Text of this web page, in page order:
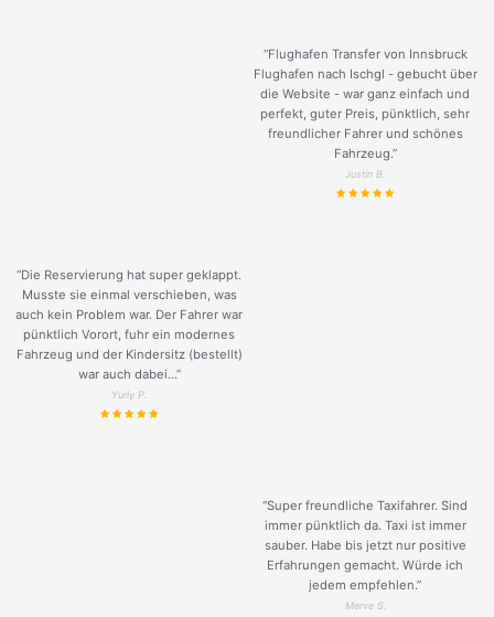
“Flughafen Transfer von Innsbruck
Flughafen nach Ischgl - gebucht über
die Website - war ganz einfach und
perfekt, guter Preis, pünktlich, sehr
freundlicher Fahrer und schönes
Fahrzeug.”
Justin B.
“Die Reservierung hat super geklappt.
Musste sie einmal verschieben, was
auch kein Problem war. Der Fahrer war
pünktlich Vorort, fuhr ein modernes
Fahrzeug und der Kindersitz (bestellt)
war auch dabei...”
Yuriy P.
“Super freundliche Taxifahrer. Sind
immer pünktlich da. Taxi ist immer
sauber. Habe bis jetzt nur positive
Erfahrungen gemacht. Würde ich
jedem empfehlen.”
Merve S.